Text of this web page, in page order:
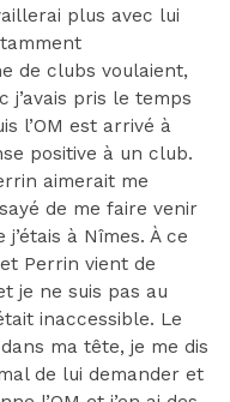
plus avec lui
de clubs voulaient,
j’avais pris le temps
l’OM est arrivé à
positive à un club.
aimerait me
de me faire venir
à Nîmes. À ce
Perrin vient de
je ne suis pas au
inaccessible. Le
ma tête, je me dis
de lui demander et